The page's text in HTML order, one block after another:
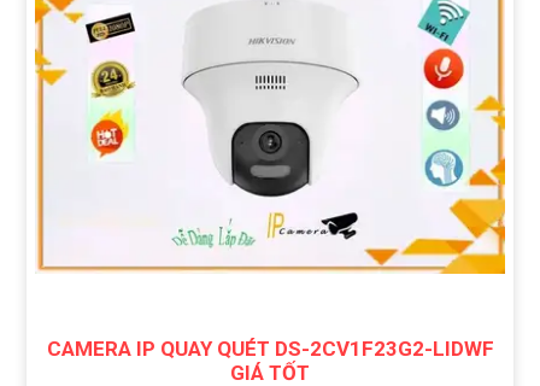
CAMERA IP QUAY QUÉT DS-2CV1F23G2-LIDWF
GIÁ TỐT